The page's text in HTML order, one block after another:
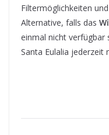
Filtermöglichkeiten
Alternative, falls das
einmal nicht verfügbar
Santa Eulalia jederzeit